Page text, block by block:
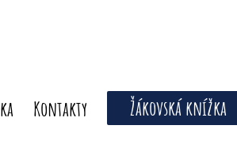
Kontakty Žákovská knížka